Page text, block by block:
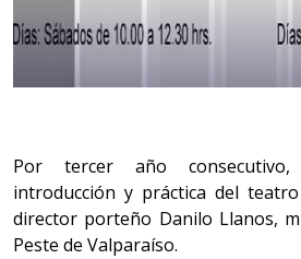
Por tercer año
introducción y práctica del
director porteño Danilo Llanos,
Peste de Valparaíso.